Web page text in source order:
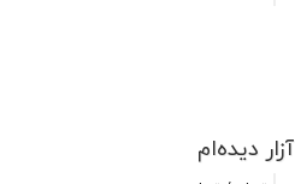
آزار دیده‌ام